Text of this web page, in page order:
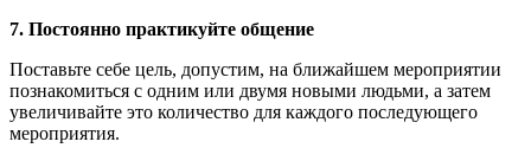
7. Постоянно практикуйте общение
Поставьте себе цель, допустим, на ближайшем мероприятии
познакомиться с одним или двумя новыми людьми, а затем
увеличивайте это количество для каждого последующего
мероприятия.